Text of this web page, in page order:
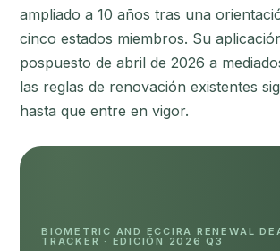
ampliado a 10 años tras una
cinco estados miembros. Su
pospuesto de abril de 2026 a
las reglas de renovación existentes
hasta que entre en vigor.
BIOMETRIC AND ECCIRA RENEWAL
TRACKER · EDICIÓN 2026 Q3